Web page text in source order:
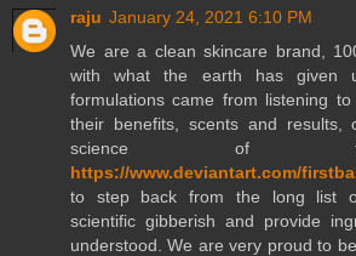
raju January 24, 2021 6:10 PM
We are a clean skincare brand,
with what the earth has given
formulations came from listening
their benefits, scents and results,
science of
https://www.deviantart.com/
to step back from the long list
scientific gibberish and provide
understood. We are very proud to